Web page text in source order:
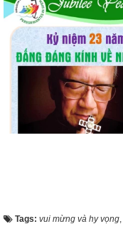
Tags: vui mừng và hy vọng,